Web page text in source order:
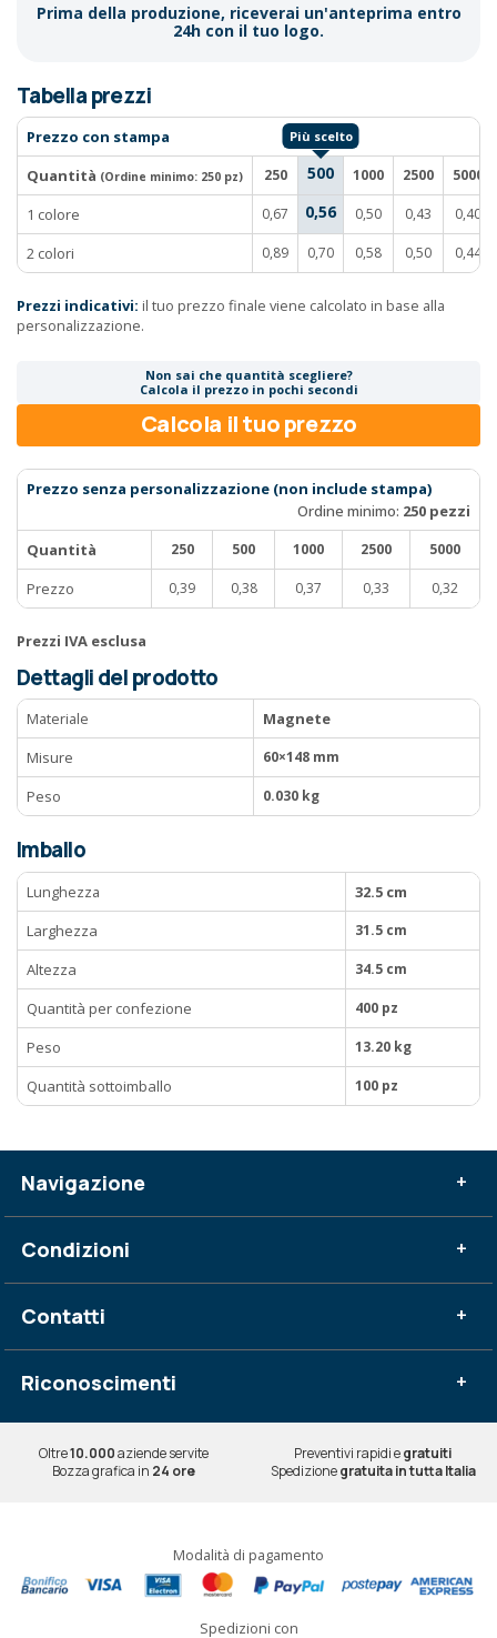
Prima della produzione, riceverai un'anteprima entro
24h con il tuo logo.
Tabella prezzi
Prezzo con stampa
Quantità (Ordine minimo: 250 pz) 250 500 1000 2500 5000
1 colore 0,67 0,56 0,50 0,43 0,40
2 colori 0,89 0,70 0,58 0,50 0,44
Prezzi indicativi: il tuo prezzo finale viene calcolato in base alla
personalizzazione.
Non sai che quantità scegliere?
Calcola il prezzo in pochi secondi
Calcola il tuo prezzo
Prezzo senza personalizzazione (non include stampa)
Ordine minimo: 250 pezzi
Quantità
250 500 1000 2500 5000
Prezzo 0,39 0,38 0,37 0,33 0,32
Prezzi IVA esclusa
Dettagli del prodotto
Materiale
Magnete
Misure
60×148 mm
Peso 0.030 kg
Imballo
Lunghezza
32.5 cm
Larghezza
31.5 cm
Altezza 34.5 cm
Quantità per confezione 400 pz
Peso 13.20 kg
Quantità sottoimballo 100 pz
Navigazione +
Condizioni +
Contatti +
Riconoscimenti +
Oltre10.000aziende servite Preventivi rapidi egratuiti
Bozza grafica in 24 ore Spedizionegratuita in tutta Italia
Modalità di pagamento
Spedizioni con